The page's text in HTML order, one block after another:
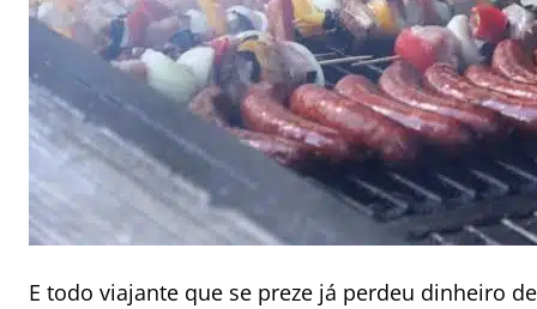
E todo viajante que se preze já perdeu dinheiro